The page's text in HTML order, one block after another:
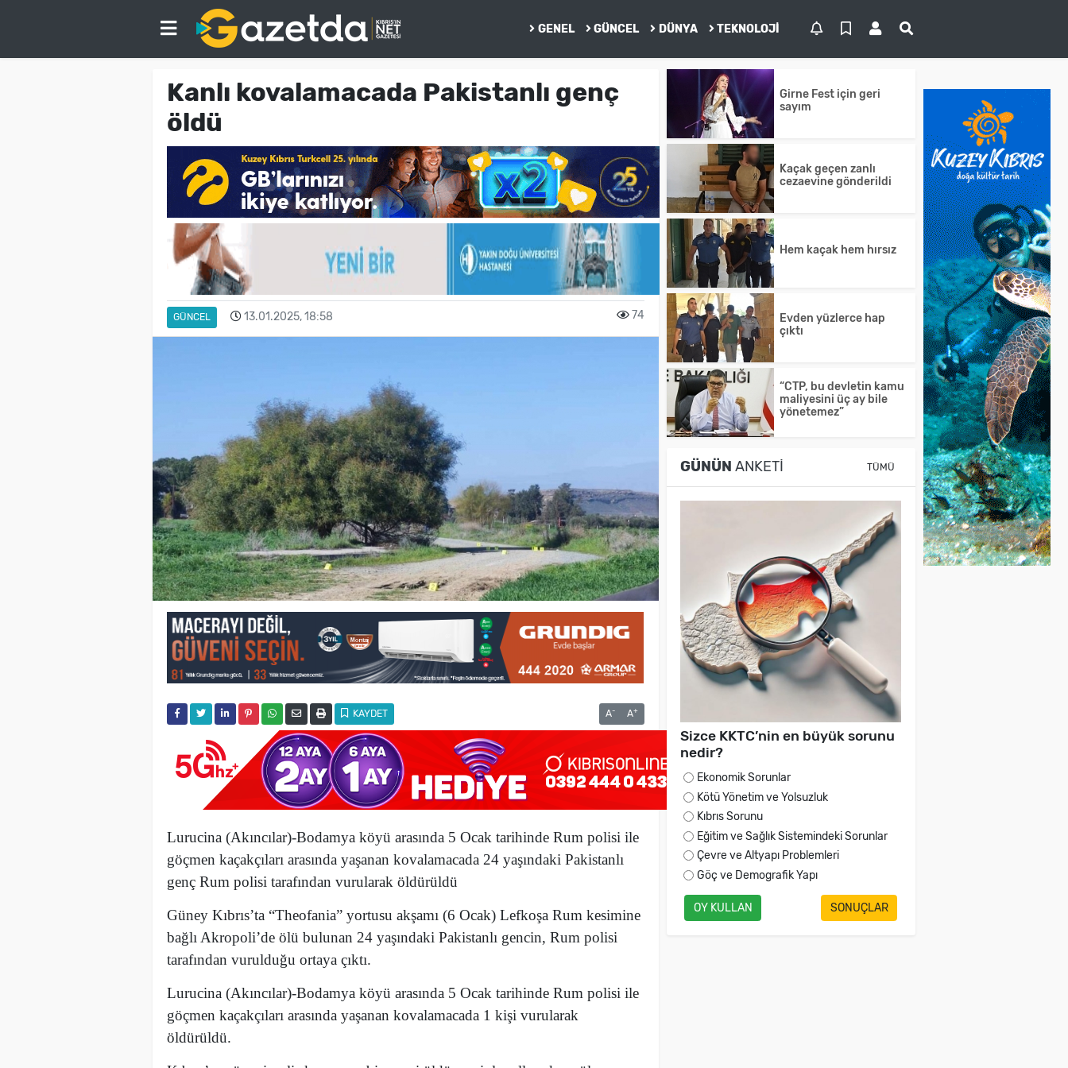
GENEL GÜNCEL DÜNYA TEKNOLOJI
Kanlı kovalamacada Pakistanlı genç
öldü
GÜNCEL 13.01.2025, 18:58 74
KAYDET A- A+
Lurucina (Akıncılar)-Bodamya köyü arasında 5 Ocak tarihinde Rum polisi ile
göçmen kaçakçıları arasında yaşanan kovalamacada 24 yaşındaki Pakistanlı
gençRum polisi tarafından vurularak öldürüldü
Güney Kıbrıs’ta “Theofania” yortusu akşamı (6 Ocak) Lefkoşa Rum kesimine
bağlı Akropoli’de ölü bulunan 24 yaşındaki Pakistanlı gencin, Rum polisi
tarafından vurulduğu ortaya çıktı.
Lurucina (Akıncılar)-Bodamya köyü arasında 5 Ocak tarihinde Rum polisi ile
göçmen kaçakçıları arasında yaşanan kovalamacada 1 kişi vurularak
öldürüldü.
Girne Fest için geri
sayım
Kaçak geçen zanlı
cezaevine gönderildi
Hem kaçak hem hırsız
Evden yüzlerce hap
çıktı
“CTP, bu devletin kamu
maliyesini üç ay bile
yönetemez”
GÜNÜN ANKETI TÜMÜ
Sizce KKTC’nin en büyük sorunu
nedir?
Ekonomik Sorunlar
Kötü Yönetim ve Yolsuzluk
Kıbrıs Sorunu
Eğitim ve Sağlık Sistemindeki Sorunlar
Çevre ve Altyapı Problemleri
Göç ve Demografik Yapı
OY KULLAN SONUÇLAR